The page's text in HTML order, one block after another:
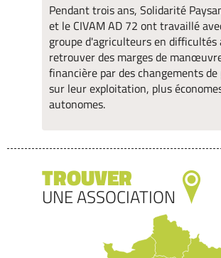
Pendant trois ans, Solidarité
et le CIVAM AD 72 ont travaillé
groupe d'agriculteurs en difficultés
retrouver des marges de
financière par des changements
sur leur exploitation, plus
autonomes.
TROUVER
UNE ASSOCIATION